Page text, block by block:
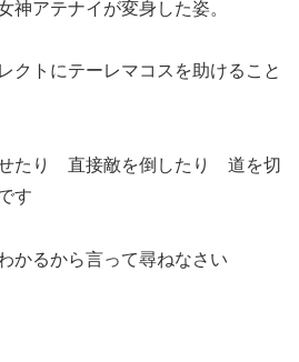
神アテナイが変身した姿。
トにテーレマコスを助けること
たり 直接敵を倒したり 道を切
す
かるから言って尋ねなさい